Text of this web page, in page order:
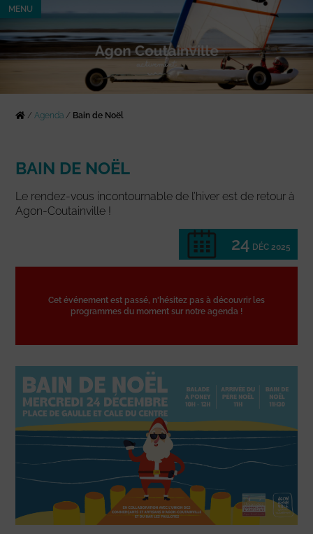
MENU
/Agenda / Bain de Noël
BAIN DE NOËL
Le rendez-vous incontournable de l’hiver est de retour à
Agon-Coutainville !
24 DÉC 2025
Cet événement est passé, n'hésitez pas à découvrir les
programmes du moment sur notre agenda !